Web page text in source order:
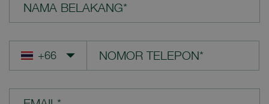
NAMA BELAKANG*